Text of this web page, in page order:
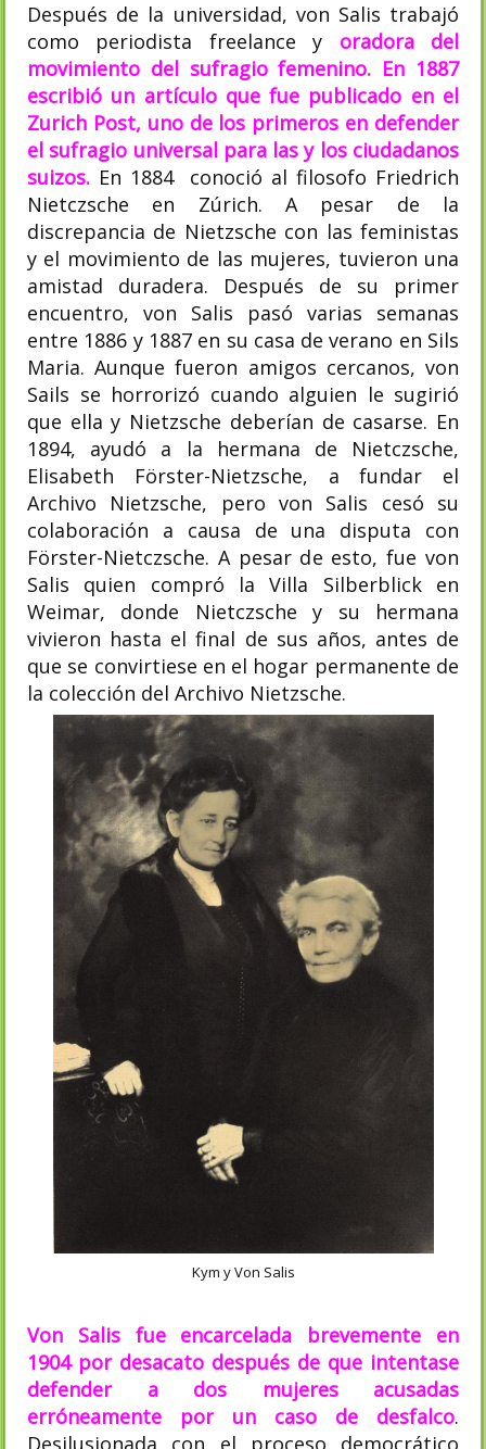
Después de la universidad, von Salis trabajó
como periodista freelance y oradora del
movimiento del sufragio femenino. En 1887
escribió un artículo que fue publicado en el
Zurich Post, uno de los primeros en defender
el sufragio universal para las y los ciudadanos
suizos. En 1884 conoció al filosofo Friedrich
Nietczsche en Zúrich.​ A pesar de la
discrepancia de Nietzsche con las feministas
y el movimiento de las mujeres, tuvieron una
amistad duradera. Después de su primer
encuentro, von Salis pasó varias semanas
entre 1886 y 1887 en su casa de verano en Sils
Maria.​ Aunque fueron amigos cercanos, von
Sails se horrorizó cuando alguien le sugirió
que ella y Nietzsche deberían de casarse.​ En
1894, ayudó a la hermana de Nietczsche,
Elisabeth Förster-Nietzsche, a fundar el
Archivo Nietzsche, pero von Salis cesó su
colaboración a causa de una disputa con
Förster-Nietczsche.​ A pesar de esto, fue von
Salis quien compró la Villa Silberblick en
Weimar, donde Nietczsche y su hermana
vivieron hasta el final de sus años, antes de
que se convirtiese en el hogar permanente de
la colección del Archivo Nietzsche.
Kym y Von Salis
Von Salis fue encarcelada brevemente en
1904 por desacato después de que intentase
defender a dos mujeres acusadas
erróneamente por un caso de desfalco.​
Desilusionada con el proceso democrático